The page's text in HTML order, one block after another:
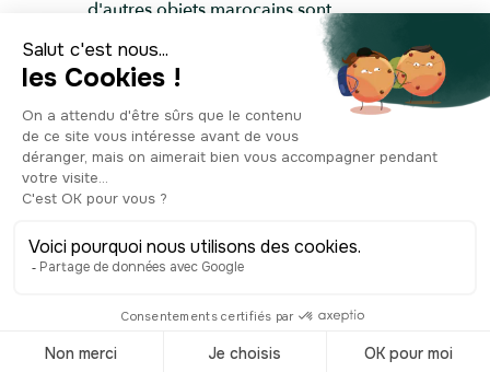
d'autres objets marocains sont
exposés. Le palais s’anime également
régulièrement à l’occasion de concerts,
spectacles de théâtre ou projections de
films.